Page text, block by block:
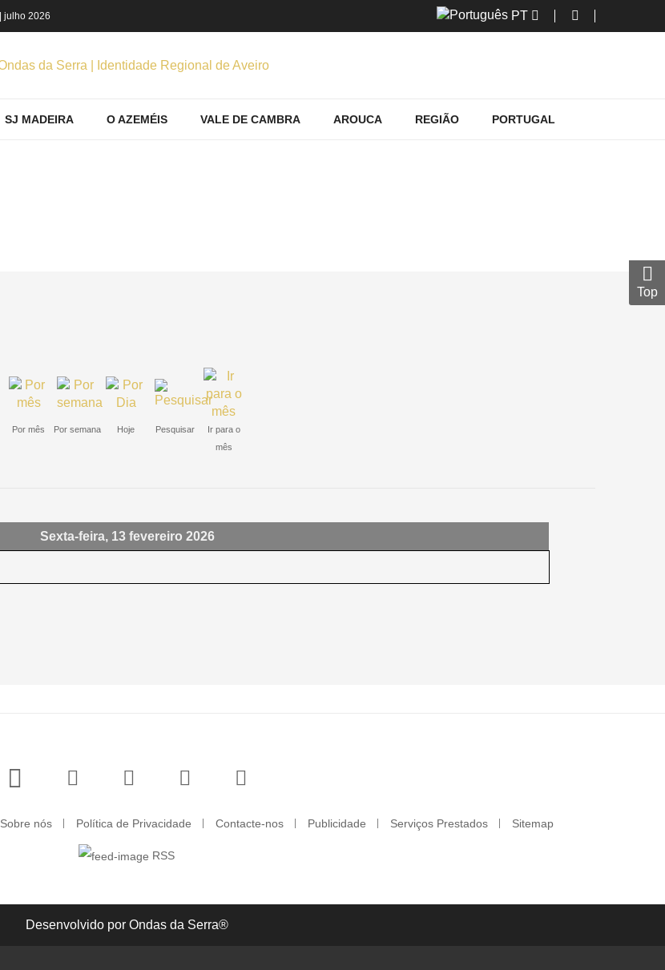
| julho 2026 PT
SJ MADEIRA O AZEMÉIS VALE DE CAMBRA AROUCA REGIÃO PORTUGAL
Por mês Por semana Hoje Pesquisar
Ir para o
mês
Sexta-feira, 13 fevereiro 2026
Sobre nós Política de Privacidade Contacte-nos Publicidade Serviços Prestados Sitemap
RSS
Desenvolvido por Ondas da Serra®
Top